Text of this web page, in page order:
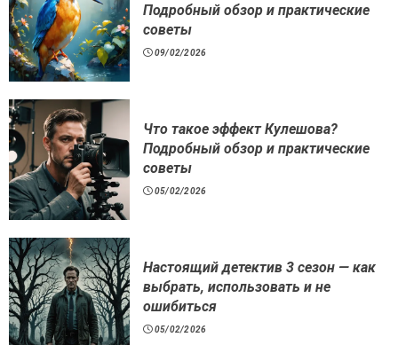
Подробный обзор и практические
советы
09/02/2026
Что такое эффект Кулешова?
Подробный обзор и практические
советы
05/02/2026
Настоящий детектив 3 сезон — как
выбрать, использовать и не
ошибиться
05/02/2026